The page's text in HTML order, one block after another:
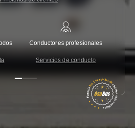
Conductores profesionales
Servicios de conducto